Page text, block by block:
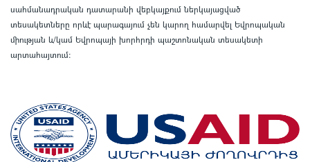
սահմանադրական դատարանի վեբկայքում ներկայացված
տեսակետները որևէ պարագայում չեն կարող համարվել Եվրոպական
միության և/կամ Եվրոպայի խորհրդի պաշտոնական տեսակետի
արտահայտում: